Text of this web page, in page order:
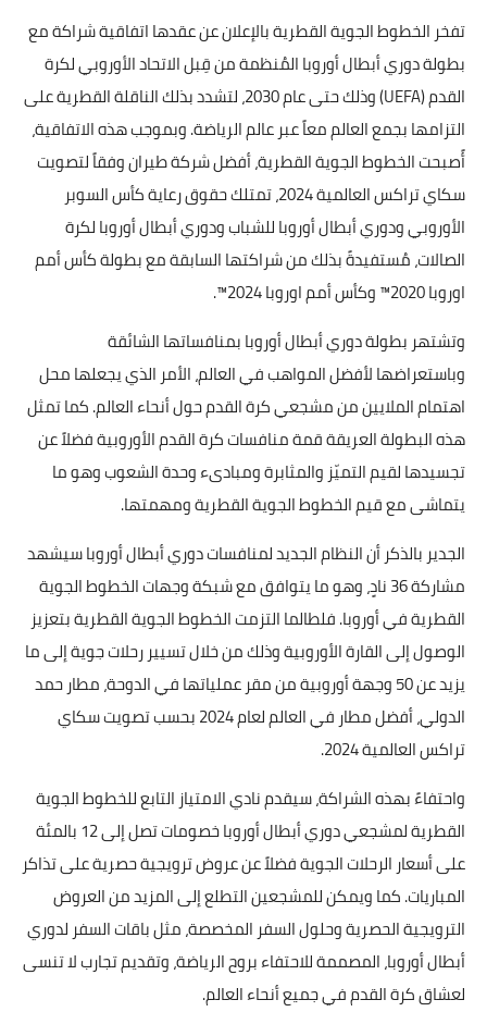
تفخر الخطوط الجوية القطرية بالإعلان عن عقدها اتفاقية شراكة مع
بطولة دوري أبطال أوروبا المُنظمة من قِبل الاتحاد الأوروبي لكرة
القدم (UEFA) وذلك حتى عام 2030، لتشدد بذلك الناقلة القطرية على
التزامها بجمع العالم معاً عبر عالم الرياضة. وبموجب هذه الاتفاقية،
أًصبحت الخطوط الجوية القطرية، أفضل شركة طيران وفقاً لتصويت
سكاي تراكس العالمية 2024، تمتلك حقوق رعاية كأس السوبر
الأوروبي ودوري أبطال أوروبا للشباب ودوري أبطال أوروبا لكرة
الصالات، مُستفيدةً بذلك من شراكتها السابقة مع بطولة كأس أمم
اوروبا 2020™ وكأس أمم اوروبا 2024™.
وتشتهر بطولة دوري أبطال أوروبا بمنافساتها الشائقة
وباستعراضها لأفضل المواهب في العالم، الأمر الذي يجعلها محل
اهتمام الملايين من مشجعي كرة القدم حول أنحاء العالم. كما تمثل
هذه البطولة العريقة قمة منافسات كرة القدم الأوروبية فضلاً عن
تجسيدها لقيم التميّز والمثابرة ومبادىء وحدة الشعوب وهو ما
يتماشى مع قيم الخطوط الجوية القطرية ومهمتها.
الجدير بالذكر أن النظام الجديد لمنافسات دوري أبطال أوروبا سيشهد
مشاركة 36 نادٍ، وهو ما يتوافق مع شبكة وجهات الخطوط الجوية
القطرية في أوروبا. فلطالما التزمت الخطوط الجوية القطرية بتعزيز
الوصول إلى القارة الأوروبية وذلك من خلال تسيير رحلات جوية إلى ما
يزيد عن 50 وجهة أوروبية من مقر عملياتها في الدوحة، مطار حمد
الدولي، أفضل مطار في العالم لعام 2024 بحسب تصويت سكاي
تراكس العالمية 2024.
واحتفاءً بهذه الشراكة، سيقدم نادي الامتياز التابع للخطوط الجوية
القطرية لمشجعي دوري أبطال أوروبا خصومات تصل إلى 12 بالمئة
على أسعار الرحلات الجوية فضلاً عن عروض ترويجية حصرية على تذاكر
المباريات. كما ويمكن للمشجعين التطلع إلى المزيد من العروض
الترويجية الحصرية وحلول السفر المخصصة، مثل باقات السفر لدوري
أبطال أوروبا، المصممة للاحتفاء بروح الرياضة، وتقديم تجارب لا تنسى
لعشاق كرة القدم في جميع أنحاء العالم.